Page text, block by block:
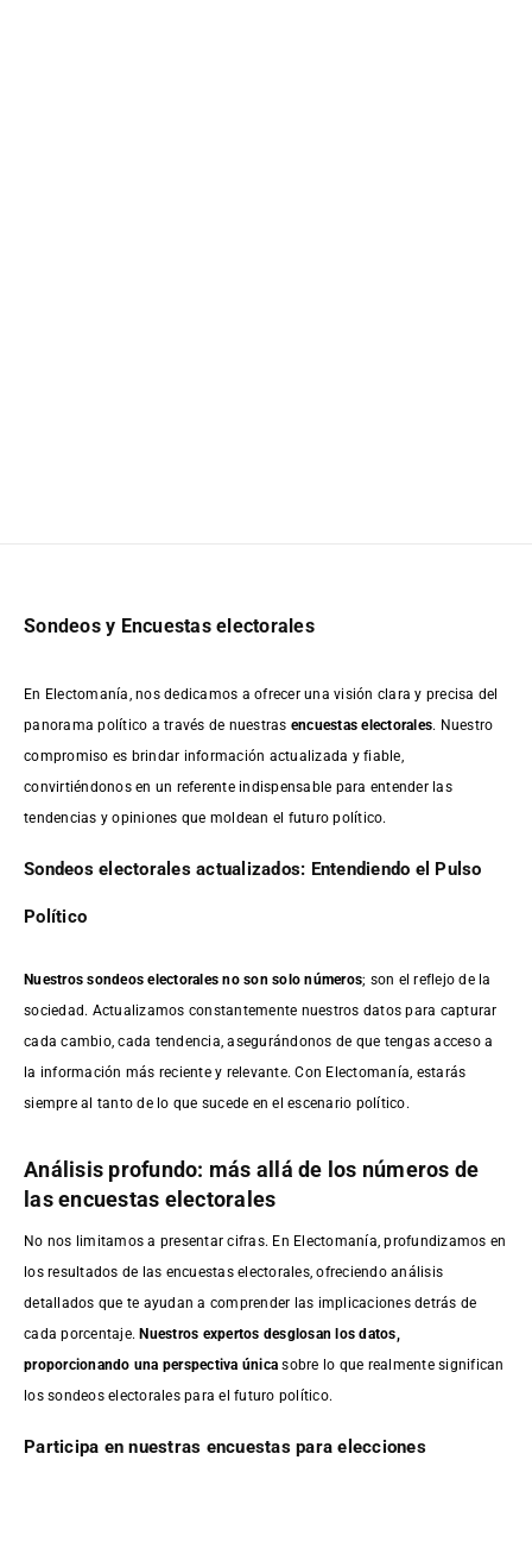
Sondeos y Encuestas electorales
En Electomanía, nos dedicamos a ofrecer una visión clara y precisa del
panorama político a través de nuestras encuestas electorales. Nuestro
compromiso es brindar información actualizada y fiable,
convirtiéndonos en un referente indispensable para entender las
tendencias y opiniones que moldean el futuro político.
Sondeos electorales actualizados: Entendiendo el Pulso
Político
Nuestros sondeos electorales no son solo números; son el reflejo de la
sociedad. Actualizamos constantemente nuestros datos para capturar
cada cambio, cada tendencia, asegurándonos de que tengas acceso a
la información más reciente y relevante. Con Electomanía, estarás
siempre al tanto de lo que sucede en el escenario político.
Análisis profundo: más allá de los números de
las encuestas electorales
No nos limitamos a presentar cifras. En Electomanía, profundizamos en
los resultados de las encuestas electorales, ofreciendo análisis
detallados que te ayudan a comprender las implicaciones detrás de
cada porcentaje.Nuestros expertos desglosan los datos,
proporcionando una perspectiva única sobre lo que realmente significan
los sondeos electorales para el futuro político.
Participa en nuestras encuestas para elecciones